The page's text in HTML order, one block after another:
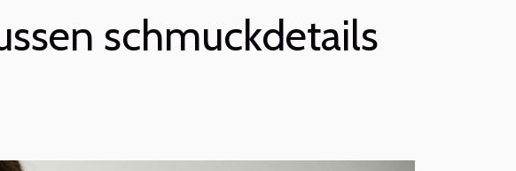
schmuckdetails